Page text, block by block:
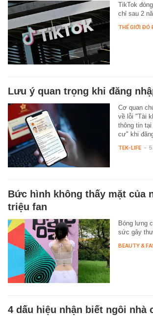
TikTok
chỉ sau 2
THẾ GIỚI ĐÓ
Lưu ý quan trọng khi đăng
Cơ quan
về lỗi "Tài
thông tin
cư" khi
TEK-LIFE -
Bức hình không thấy mặt của
triệu fan
Bóng lưng
sức gây
BEAUTY &
4 dấu hiệu nhận biết ngôi nhà